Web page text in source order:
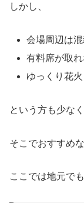
しかし、
会場周辺は
有料席が取
ゆっくり花
という方も少な
そこでおすすめ
ここでは地元で